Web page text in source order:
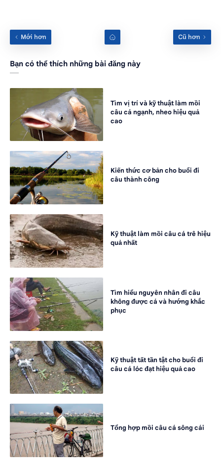
Bạn có thể thích những bài đăng này
Tìm vị trí và kỹ thuật làm mồi
câu cá ngạnh, nheo hiệu quả
cao
Kiến thức cơ bản cho buổi đi
câu thành công
Kỹ thuật làm mồi câu cá trê hiệu
quả nhất
Tìm hiểu nguyên nhân đi câu
không được cá và hướng khắc
phục
Kỹ thuật tất tần tật cho buổi đi
câu cá lóc đạt hiệu quả cao
Tổng hợp mồi câu cá sông cái